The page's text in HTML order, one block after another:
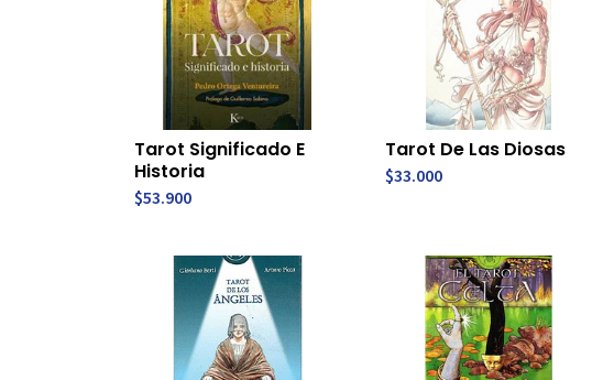
Tarot Significado E
Historia
$53.900
Tarot De Las Diosas
$33.000